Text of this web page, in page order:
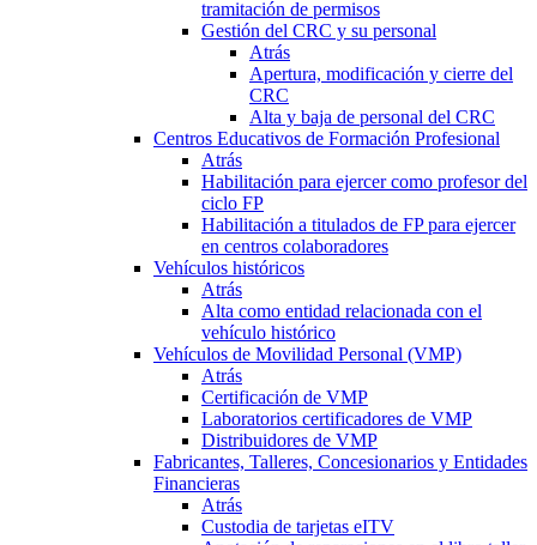
tramitación de permisos
Gestión del CRC y su personal
Atrás
Apertura, modificación y cierre del
CRC
Alta y baja de personal del CRC
Centros Educativos de Formación Profesional
Atrás
Habilitación para ejercer como profesor del
ciclo FP
Habilitación a titulados de FP para ejercer
en centros colaboradores
Vehículos históricos
Atrás
Alta como entidad relacionada con el
vehículo histórico
Vehículos de Movilidad Personal (VMP)
Atrás
Certificación de VMP
Laboratorios certificadores de VMP
Distribuidores de VMP
Fabricantes, Talleres, Concesionarios y Entidades
Financieras
Atrás
Custodia de tarjetas eITV